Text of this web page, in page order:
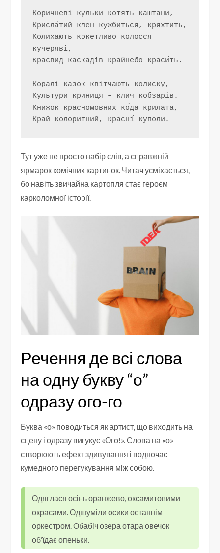
Коричневі кульки котять каштани,
Крисла́тий клен кужбиться, кряхтить,
Колихають кокетливо колосся
кучеряві,
Краєвид каскадів крайнебо краси́ть.
Коралі казок квітчають колиску,
Культури криниця – клич кобзарів.
Книжок красномовних ко́да крилата,
Край колоритний, красні́ куполи.
Тут уже не просто набір слів, а справжній
ярмарок комічних картинок. Читач усміхається,
бо навіть звичайна картопля стає героєм
карколомної історії.
Речення де всі слова
на одну букву “о”
одразу ого-го
Буква «о» поводиться як артист, що виходить на
сцену і одразу вигукує «Ого!». Слова на «о»
створюють ефект здивування і водночас
кумедного перегукування між собою.
Одяглася осінь оранжево, оксамитовими
окрасами. Одшуміли осики останнім
оркестром. Обабіч озера отара овечок
об’їдає опеньки.